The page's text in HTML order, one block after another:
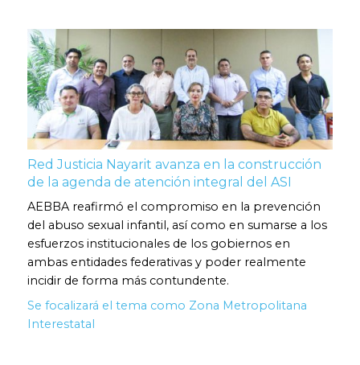
Red Justicia Nayarit avanza en la construcción
de la agenda de atención integral del ASI
AEBBA reafirmó el compromiso en la prevención
del abuso sexual infantil, así como en sumarse a los
esfuerzos institucionales de los gobiernos en
ambas entidades federativas y poder realmente
incidir de forma más contundente.
Se focalizará el tema como Zona Metropolitana
Interestatal